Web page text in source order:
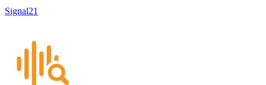
Signal21